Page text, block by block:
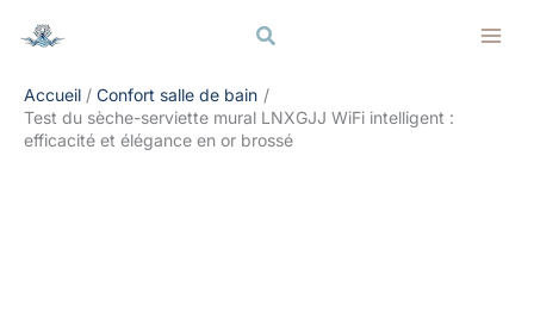
Rechercher
Accueil
Confort salle de bain
Test du sèche-serviette mural LNXGJJ WiFi intelligent :
efficacité et élégance en or brossé